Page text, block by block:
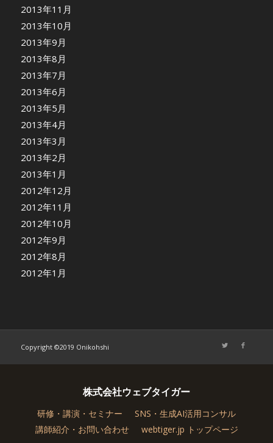
2013年11月
2013年10月
2013年9月
2013年8月
2013年7月
2013年6月
2013年5月
2013年4月
2013年3月
2013年2月
2013年1月
2012年12月
2012年11月
2012年10月
2012年9月
2012年8月
2012年1月
Copyright ©2019 Onikohshi
株式会社ウェブタイガー
研修・講演・セミナー
SNS・生成AI活用コンサル
講師紹介・お問い合わせ
webtiger.jp トップページ